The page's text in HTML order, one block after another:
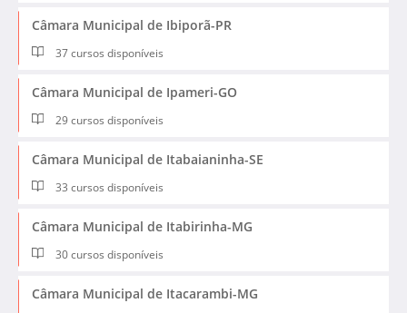
Câmara Municipal de Ibiporã-PR
37 cursos disponíveis
Câmara Municipal de Ipameri-GO
29 cursos disponíveis
Câmara Municipal de Itabaianinha-SE
33 cursos disponíveis
Câmara Municipal de Itabirinha-MG
30 cursos disponíveis
Câmara Municipal de Itacarambi-MG